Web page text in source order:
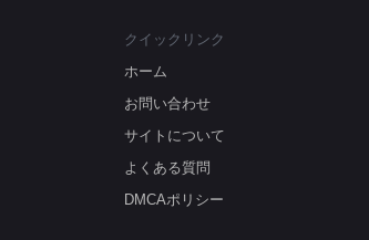
クイックリンク
ホーム
お問い合わせ
サイトについて
よくある質問
DMCAポリシー